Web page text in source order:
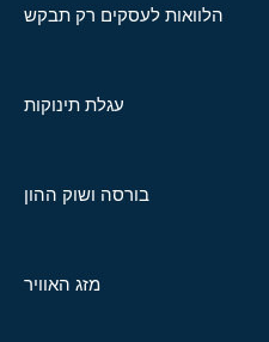
הלוואות לעסקים רק תבקש
עגלת תינוקות
בורסה ושוק ההון
מזג האוויר